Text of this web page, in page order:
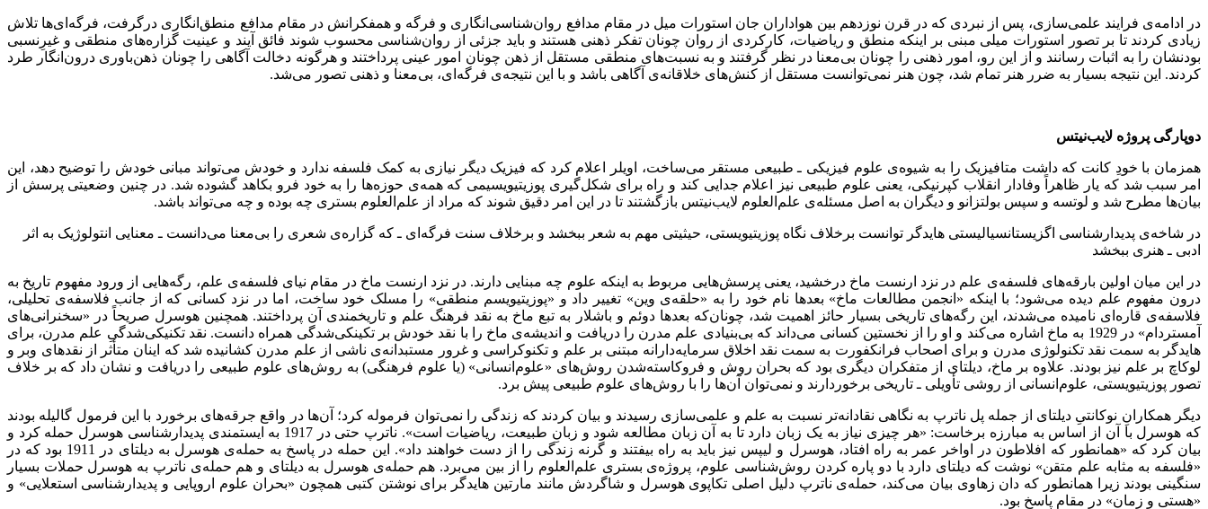
در ادامه‌‌ی فرایند علمی‌‌سازی، پس از نبردی که در قرن نوزدهم بین هواداران جان استورات میل در مقام مدافع روان‌‌شناسی‌‌انگاری و فرگه و همفکرانش در مقام مدافع منطق‌‌انگاری درگرفت، فرگه‌‌ای‌‌ها تلاش
زیادی کردند تا بر تصور استورات میلی مبنی بر اینکه منطق و ریاضیات، کارکردی از روان چونان تفکر ذهنی هستند و باید جزئی از روان‌‌شناسی محسوب شوند فائق آیند و عینیت گزاره‌‌های منطقی و غیرِنسبی
بودنشان را به اثبات رسانند و از این رو، امور ذهنی را چونان بی‌‌معنا در نظر گرفتند و به نسبت‌‌های منطقی مستقل از ذهن چونان امور عینی پرداختند و هرگونه دخالت آگاهی را چونان ذهن‌‌باوری درون‌‌انگار طرد
کردند. این نتیجه بسیار به ضرر هنر تمام شد، چون هنر نمی‌‌توانست مستقل از کنش‌‌های خلاقانه‌‌ی آگاهی باشد و با این نتیجه‌‌ی فرگه‌‌ای، بی‌‌معنا و ذهنی تصور می‌‌شد.
دوپارگی پروژه لایب‌نیتس
همزمان با خودِ کانت که داشت متافیزیک را به شیوه‌‌ی علوم فیزیکی‌‌ ـ طبیعی مستقر می‌‌ساخت، اویلر اعلام کرد که فیزیک دیگر نیازی به کمک فلسفه ندارد و خودش می‌‌تواند مبانی خودش را توضیح دهد، این
امر سبب شد که یار ظاهراً وفادار انقلاب کپرنیکی، یعنی علوم طبیعی نیز اعلام جدایی کند و راه برای شکل‌‌گیری پوزیتیویسیمی که همه‌‌ی حوزه‌‌ها را به خود فرو بکاهد گشوده شد. در چنین وضعیتی پرسش از
بیان‌‌ها مطرح شد و لوتسه و سپس بولتزانو و دیگران به اصل مسئله‌‌ی علم‌‌العلوم لایب‌‌نیتس بازگشتند تا در این امر دقیق شوند که مراد از علم‌العلوم‌‌ بستری چه بوده و چه می‌‌تواند باشد.
در شاخه‌‌ی پدیدارشناسی اگزیستانسیالیستی هایدگر توانست برخلاف نگاه پوزیتیویستی، حیثیتی مهم به شعر ببخشد و برخلاف سنت فرگه‌‌ای ـ که گزاره‌‌ی شعری را بی‌‌معنا می‌‌دانست ـ معنایی انتولوژیک به اثر
ادبی ـ هنری ببخشد
در این میان اولین بارقه‌‌های فلسفه‌‌ی علم در نزد ارنست ماخ درخشید، یعنی پرسش‌‌هایی مربوط به اینکه علوم چه مبنایی دارند. در نزد ارنست ماخ در مقام نیای فلسفه‌‌ی علم، رگه‌‌هایی از ورود مفهوم تاریخ به
درون مفهوم علم دیده می‌‌شود؛ با اینکه «انجمن مطالعات ماخ» بعدها نام خود را به «حلقه‌‌ی وین» تغییر داد و «پوزیتیویسم منطقی» را مسلک خود ساخت، اما در نزد کسانی که از جانب فلاسفه‌‌ی تحلیلی،
فلاسفه‌‌ی قاره‌‌ای نامیده می‌‌شدند، این رگه‌‌های تاریخی بسیار حائز اهمیت شد، چونان‌که بعدها دوئم و باشلار به تبع ماخ به نقد فرهنگ علم و تاریخمندی آن پرداختند. همچنین هوسرل صریحاً در «سخنرانی‌‌های
آمستردام» در 1929 به ماخ اشاره می‌‌کند و او را از نخستین کسانی می‌‌داند که بی‌‌بنیادی علم مدرن را دریافت و اندیشه‌‌ی ماخ را با نقد خودش بر تکینکی‌‌شدگی همراه دانست. نقد تکنیکی‌‌شدگیِ علم مدرن، برای
هایدگر به سمت نقد تکنولوژی مدرن و برای اصحاب فرانکفورت به سمت نقد اخلاق سرمایه‌‌دارانه مبتنی بر علم و تکنوکراسی و غرور مستبدانه‌‌ی ناشی از علم مدرن کشانیده شد که اینان متأثر از نقدهای وبر و
لوکاچ بر علم نیز بودند. علاوه ‌‌بر ماخ، دیلتای از متفکران دیگری بود که بحران روش و فروکاسته‌شدن روش‌‌های «علوم‌انسانی» (یا علوم فرهنگی) به روش‌‌های علوم طبیعی را دریافت و نشان داد که بر خلاف
تصور پوزیتیویستی، علوم‌انسانی از روشی تأویلی ـ تاریخی برخوردارند و نمی‌‌توان آن‌‌ها را با روش‌‌های علوم طبیعی پیش برد.
دیگر همکارانِ نوکانتیِ دیلتای از جمله پل ناترپ به نگاهی نقادانه‌‌تر نسبت به علم و علمی‌‌سازی رسیدند و بیان کردند که زندگی را نمی‌‌توان فرموله کرد؛ آن‌‌ها در واقع جرقه‌‌های برخورد با این فرمول گالیله بودند
که هوسرل با آن از اساس به مبارزه برخاست: «هر چیزی نیاز به یک زبان دارد تا به آن زبان مطالعه شود و زبانِ طبیعت، ریاضیات است». ناترپ حتی در 1917 به ایستمندی پدیدارشناسی هوسرل حمله کرد و
بیان کرد که «همانطور که افلاطون در اواخر عمر به راه افتاد، هوسرل و لیپس نیز باید به راه بیفتند و گرنه زندگی را از دست خواهند داد». این حمله در پاسخ به حمله‌‌ی هوسرل به دیلتای در 1911 بود که در
«فلسفه به مثابه علم متقن» نوشت که دیلتای دارد با دو پاره کردن روش‌‌شناسی علوم، پروژه‌‌ی بستری علم‌العلوم‌‌ را از بین می‌‌برد. هم حمله‌‌ی هوسرل به دیلتای و هم حمله‌‌ی ناترپ به هوسرل حملات بسیار
سنگینی بودند زیرا همانطور که دان زهاوی بیان می‌‌کند، حمله‌‌ی ناترپ دلیل اصلی تکاپوی هوسرل و شاگردش مانند مارتین هایدگر برای نوشتن کتبی همچون «بحران علوم اروپایی و پدیدارشناسی استعلایی» و
«هستی و زمان» در مقام پاسخ بود.